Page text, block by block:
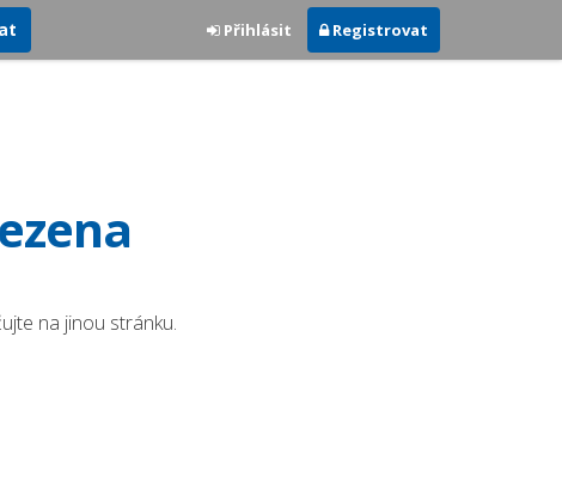
Přihlásit Registrovat
na jinou stránku.